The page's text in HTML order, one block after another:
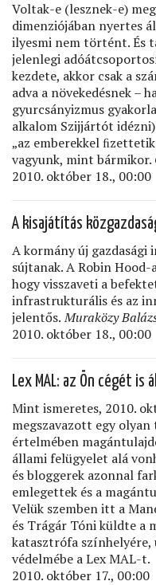
Voltak-e (lesznek-e)
dimenziójában nyertes
ilyesmi nem történt. És
jelenlegi
kezdete, akkor csak a
adva a növekedésnek –
gyurcsányizmus
alkalom Szijjártót
„az emberekkel
vagyunk, mint bármikor.
2010. október 18., 00:00
A kisajátítás
A kormány új gazdasági
sújtanak. A Robin
hogy visszaveti a
infrastrukturális és az
jelentős.Muraközy
2010. október 18., 00:00
Lex MAL: az Ön cégét is
Mint ismeretes, 2010.
megszavazott egy
értelmében
állami felügyelet alá
és bloggerek azonnal
emlegettek és a
Velük szemben itt a
és Trágár Tóni küldte a
katasztrófa
védelmébe a Lex MAL-t.
2010. október 17., 00:00